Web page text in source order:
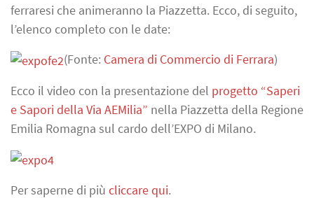
ferraresi che animeranno la Piazzetta. Ecco, di seguito,
l’elenco completo con le date:
(Fonte: Camera di Commercio di Ferrara)
Ecco il video con la presentazione del progetto “Saperi
e Sapori della Via AEMilia” nella Piazzetta della Regione
Emilia Romagna sul cardo dell’EXPO di Milano.
Per saperne di più cliccare qui.